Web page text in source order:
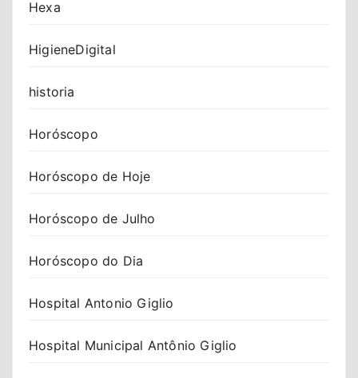
Hexa
HigieneDigital
historia
Horóscopo
Horóscopo de Hoje
Horóscopo de Julho
Horóscopo do Dia
Hospital Antonio Giglio
Hospital Municipal Antônio Giglio